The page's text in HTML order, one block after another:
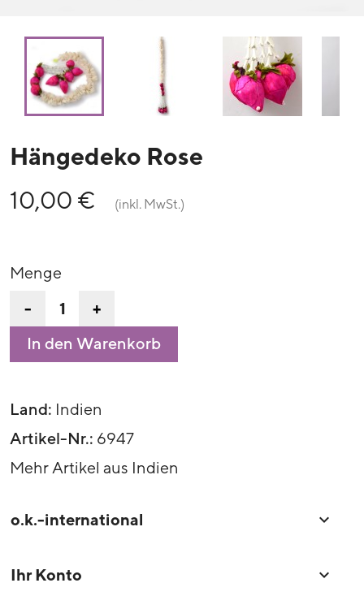
Hängedeko Rose
10,00 €
(inkl. MwSt.)
Menge
- +
In den Warenkorb
Land: Indien
Artikel-Nr.: 6947
Mehr Artikel aus Indien
o.k.-international 
Ihr Konto 